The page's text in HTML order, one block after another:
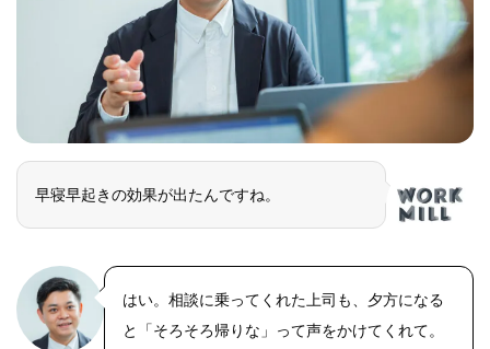
早寝早起きの効果が出たんですね。
はい。相談に乗ってくれた上司も、夕方になる
と「そろそろ帰りな」って声をかけてくれて。